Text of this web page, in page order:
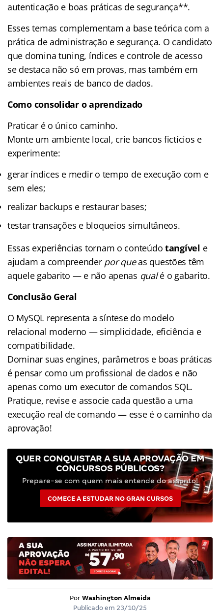
autenticação e boas práticas de segurança**.
Esses temas complementam a base teórica com a
prática de administração e segurança. O candidato
que domina tuning, índices e controle de acesso
se destaca não só em provas, mas também em
ambientes reais de banco de dados.
Como consolidar o aprendizado
Praticar é o único caminho.
Monte um ambiente local, crie bancos fictícios e
experimente:
gerar índices e medir o tempo de execução com e
sem eles;
realizar backups e restaurar bases;
testar transações e bloqueios simultâneos.
Essas experiências tornam o conteúdotangível e
ajudam a compreender por queas questões têm
aquele gabarito — e não apenas qualé o gabarito.
Conclusão Geral
O MySQL representa a síntese do modelo
relacional moderno — simplicidade, eficiência e
compatibilidade.
Dominar suas engines, parâmetros e boas práticas
é pensar como um profissional de dados e não
apenas como um executor de comandos SQL.
Pratique, revise e associe cada questão a uma
execução real de comando — esse é o caminho da
aprovação!
QUER CONQUISTAR A SUA APROVAÇÃO EM
CONCURSOS PÚBLICOS?
Prepare-se com quem mais entende do assunto!
COMECE A ESTUDAR NO GRAN CURSOS
Por Washington Almeida
Publicado em 23/10/25